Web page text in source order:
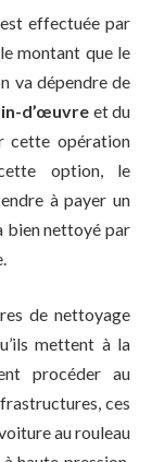
effectuée par
montant que le
va dépendre de
d’œuvre et du
cette opération
option, le
à payer un
bien nettoyé par
de nettoyage
mettent à la
procéder au
ces
au rouleau